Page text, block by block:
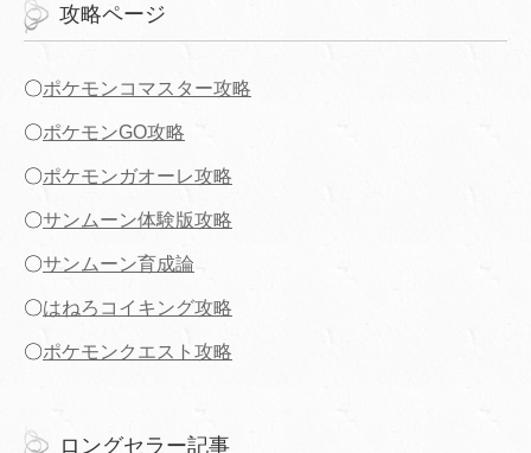
攻略ページ
〇ポケモンコマスター攻略
〇ポケモンGO攻略
〇ポケモンガオーレ攻略
〇サンムーン体験版攻略
〇サンムーン育成論
〇はねろコイキング攻略
〇ポケモンクエスト攻略
ロングセラー記事